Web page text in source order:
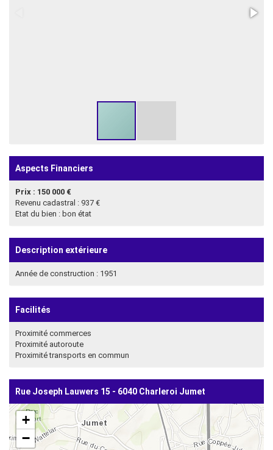
Aspects Financiers
Prix : 150 000 €
Revenu cadastral : 937 €
Etat du bien : bon état
Description extérieure
Année de construction : 1951
Facilités
Proximité commerces
Proximité autoroute
Proximité transports en commun
Rue Joseph Lauwers 15 - 6040 Charleroi Jumet
+
−